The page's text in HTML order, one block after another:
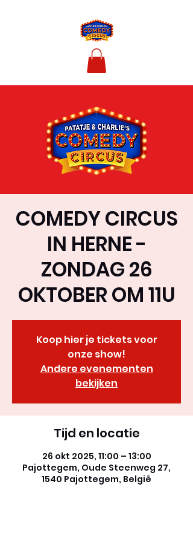
COMEDY CIRCUS
IN HERNE -
ZONDAG 26
OKTOBER OM 11U
Koop hier je tickets voor
onze show!
Andere evenementen
bekijken
Tijd en locatie
26 okt 2025, 11:00 – 13:00
Pajottegem, Oude Steenweg 27,
1540 Pajottegem, België